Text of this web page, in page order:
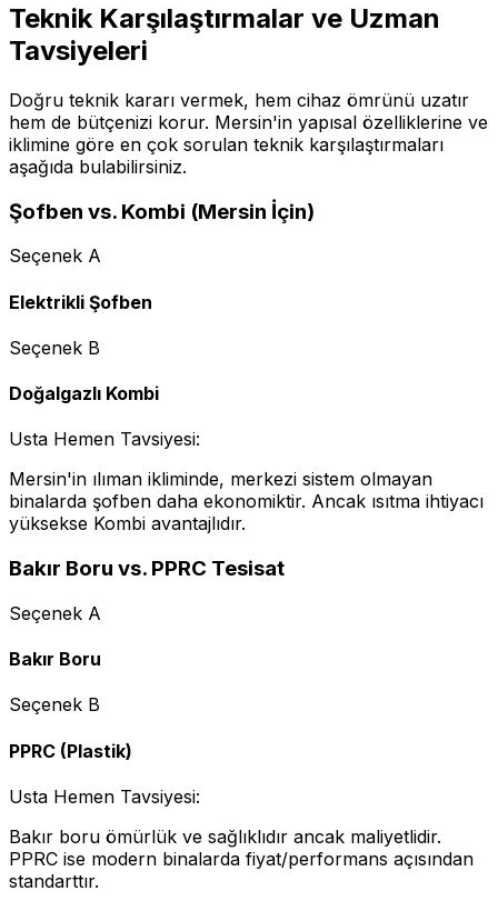
Teknik Karşılaştırmalar ve Uzman
Tavsiyeleri
Doğru teknik kararı vermek, hem cihaz ömrünü uzatır
hem de bütçenizi korur. Mersin'in yapısal özelliklerine ve
iklimine göre en çok sorulan teknik karşılaştırmaları
aşağıda bulabilirsiniz.
Şofben vs. Kombi (Mersin İçin)
Seçenek A
Elektrikli Şofben
Seçenek B
Doğalgazlı Kombi
Usta Hemen Tavsiyesi:
Mersin'in ılıman ikliminde, merkezi sistem olmayan
binalarda şofben daha ekonomiktir. Ancak ısıtma ihtiyacı
yüksekse Kombi avantajlıdır.
Bakır Boru vs. PPRC Tesisat
Seçenek A
Bakır Boru
Seçenek B
PPRC (Plastik)
Usta Hemen Tavsiyesi:
Bakır boru ömürlük ve sağlıklıdır ancak maliyetlidir.
PPRC ise modern binalarda fiyat/performans açısından
standarttır.